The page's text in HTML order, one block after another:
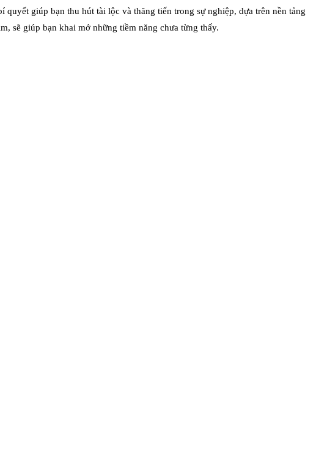
quyết giúp bạn thu hút tài lộc và thăng tiến trong sự nghiệp, dựa trên nền tảng
sẽ giúp bạn khai mở những tiềm năng chưa từng thấy.